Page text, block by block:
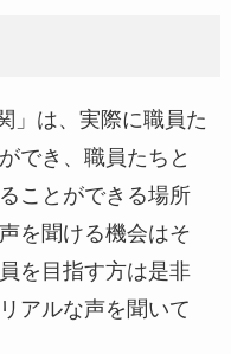
」は、実際に職員た
でき、職員たちと
ことができる場所
を聞ける機会はそ
を目指す方は是非
アルな声を聞いて